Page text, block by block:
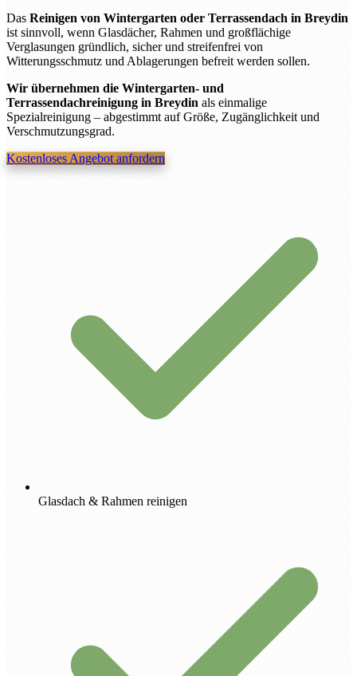
Das Reinigen von Wintergarten oder Terrassendach in Breydin
ist sinnvoll, wenn Glasdächer, Rahmen und großflächige
Verglasungen gründlich, sicher und streifenfrei von
Witterungsschmutz und Ablagerungen befreit werden sollen.
Wir übernehmen die Wintergarten- und
Terrassendachreinigung in Breydin als einmalige
Spezialreinigung – abgestimmt auf Größe, Zugänglichkeit und
Verschmutzungsgrad.
Kostenloses Angebot anfordern
Glasdach & Rahmen reinigen